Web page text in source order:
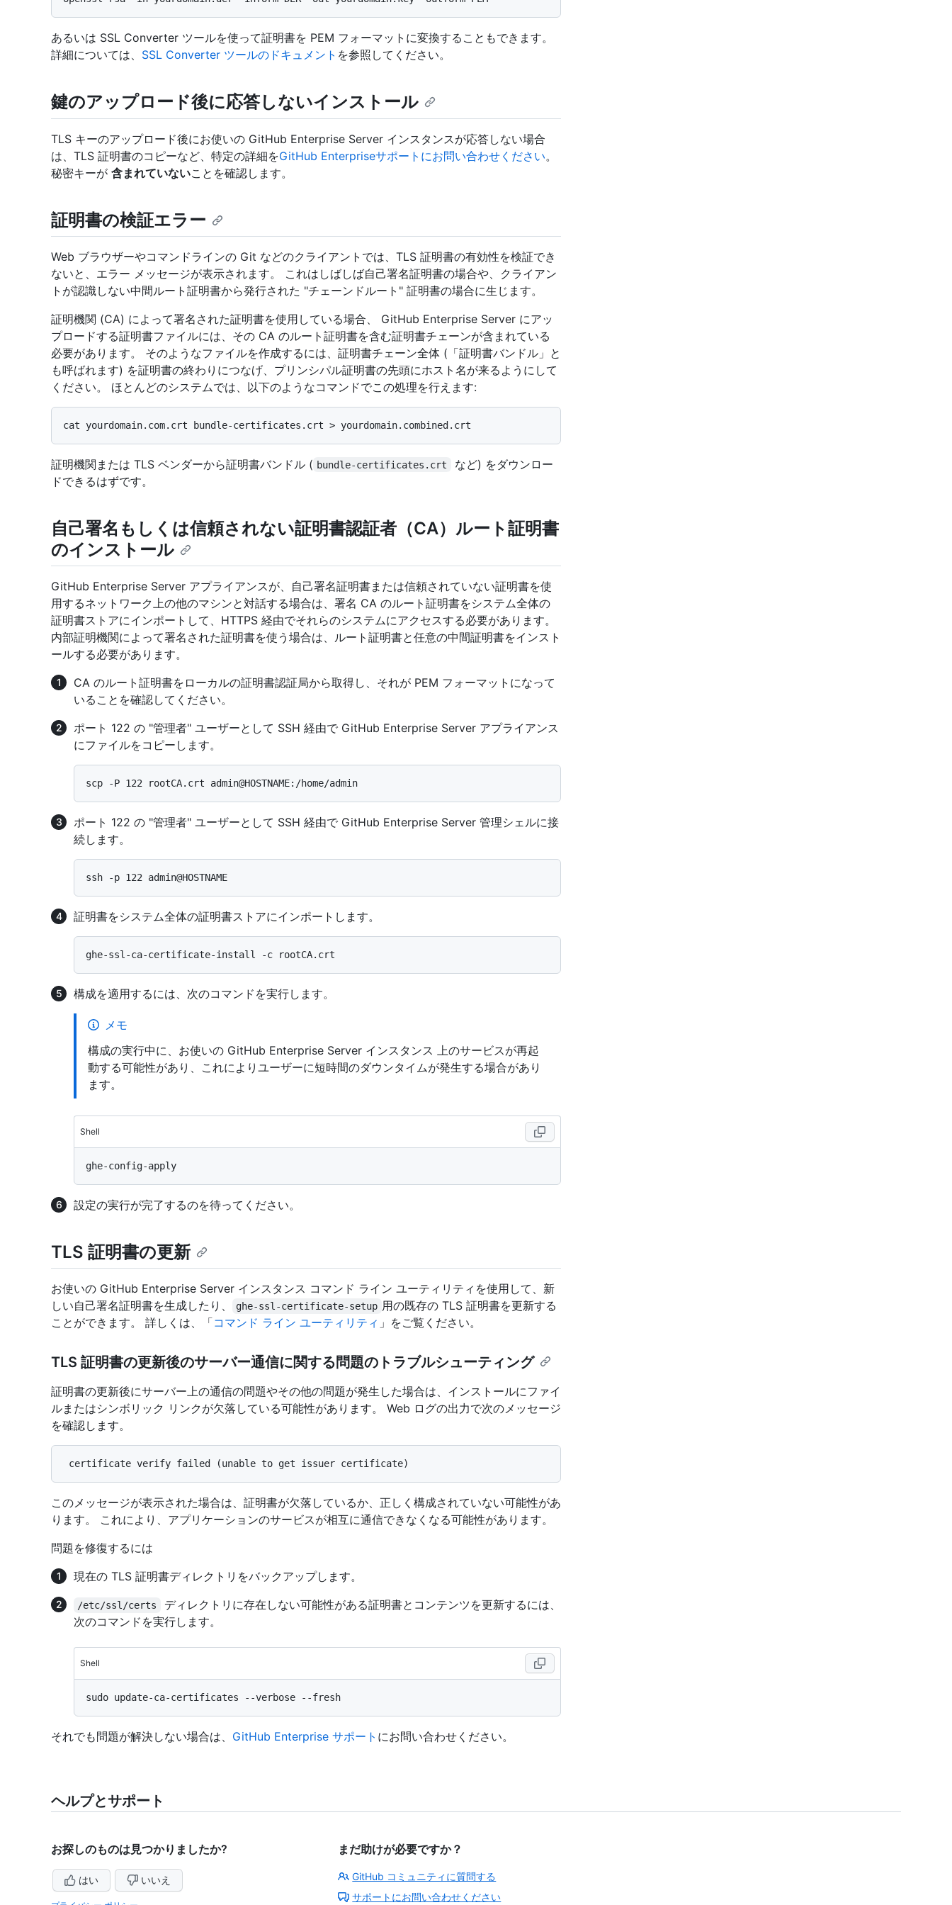
あるいは SSL Converter ツールを使って証明書を PEM フォーマットに変換することもできます。
詳細については、 SSL Converter ツールのドキュメント を参照してください。
鍵のアップロード後に応答しないインストール
TLS キーのアップロード後にお使いの GitHub Enterprise Server インスタンスが応答しない場合
は、TLS 証明書のコピーなど、特定の詳細をGitHub Enterpriseサポートにお問い合わせください。
秘密キーが 含まれていないことを確認します。
証明書の検証エラー
Web ブラウザーやコマンドラインの Git などのクライアントでは、TLS 証明書の有効性を検証でき
ないと、エラー メッセージが表示されます。 これはしばしば自己署名証明書の場合や、クライアン
トが認識しない中間ルート証明書から発行された "チェーンドルート" 証明書の場合に生じます。
証明機関 (CA) によって署名された証明書を使用している場合、 GitHub Enterprise Server にアッ
プロードする証明書ファイルには、その CA のルート証明書を含む証明書チェーンが含まれている
必要があります。 そのようなファイルを作成するには、証明書チェーン全体 (「証明書バンドル」と
も呼ばれます) を証明書の終わりにつなげ、プリンシパル証明書の先頭にホスト名が来るようにして
ください。 ほとんどのシステムでは、以下のようなコマンドでこの処理を行えます:
証明機関または TLS ベンダーから証明書バンドル ( bundle-certificates.crt
など) をダウンロー
ドできるはずです。
自己署名もしくは信頼されない証明書認証者（CA）ルート証明書
のインストール
GitHub Enterprise Server アプライアンスが、自己署名証明書または信頼されていない証明書を使
用するネットワーク上の他のマシンと対話する場合は、署名 CA のルート証明書をシステム全体の
証明書ストアにインポートして、HTTPS 経由でそれらのシステムにアクセスする必要があります。
内部証明機関によって署名された証明書を使う場合は、ルート証明書と任意の中間証明書をインスト
ールする必要があります。
CA のルート証明書をローカルの証明書認証局から取得し、それが PEM フォーマットになって
いることを確認してください。
ポート 122 の "管理者" ユーザーとして SSH 経由で GitHub Enterprise Server アプライアンス
にファイルをコピーします。
ポート 122 の "管理者" ユーザーとして SSH 経由で GitHub Enterprise Server 管理シェルに接
続します。
証明書をシステム全体の証明書ストアにインポートします。
構成を適用するには、次のコマンドを実行します。
メモ
構成の実行中に、お使いの GitHub Enterprise Server インスタンス 上のサービスが再起
動する可能性があり、これによりユーザーに短時間のダウンタイムが発生する場合があり
ます。
Shell
設定の実行が完了するのを待ってください。
TLS 証明書の更新
お使いの GitHub Enterprise Server インスタンス コマンド ライン ユーティリティを使用して、新
しい自己署名証明書を生成したり、
ghe-ssl-certificate-setup 用の既存の TLS 証明書を更新する
ことができます。 詳しくは、「コマンド ライン ユーティリティ 」をご覧ください。
TLS 証明書の更新後のサーバー通信に関する問題のトラブルシューティング
証明書の更新後にサーバー上の通信の問題やその他の問題が発生した場合は、インストールにファイ
ルまたはシンボリック リンクが欠落している可能性があります。 Web ログの出力で次のメッセージ
を確認します。
このメッセージが表示された場合は、証明書が欠落しているか、正しく構成されていない可能性があ
ります。 これにより、アプリケーションのサービスが相互に通信できなくなる可能性があります。
問題を修復するには
現在の TLS 証明書ディレクトリをバックアップします。
/etc/ssl/certs
ディレクトリに存在しない可能性がある証明書とコンテンツを更新するには、
次のコマンドを実行します。
Shell
それでも問題が解決しない場合は、 GitHub Enterprise サポート にお問い合わせください。
ヘルプとサポート
お探しのものは見つかりましたか?
はい いいえ
まだ助けが必要ですか？
GitHub コミュニティに質問する
サポートにお問い合わせください